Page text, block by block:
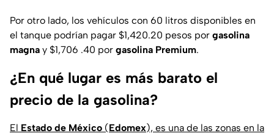
Por otro lado, los vehículos con 60 litros disponibles en
el tanque podrían pagar $1,420.20 pesos por gasolina
magna y $1,706 .40 por gasolina Premium.
¿En qué lugar es más barato el
precio de la gasolina?
El Estado de México (Edomex), es una de las zonas en la